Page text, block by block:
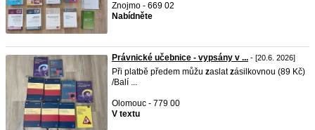
Znojmo - 669 02
Nabídněte
Právnické učebnice - vypsány v ... - [20.6. 2026]
Při platbě předem můžu zaslatzásilkovnou (89 Kč)
/Balí ...
Olomouc - 779 00
V textu